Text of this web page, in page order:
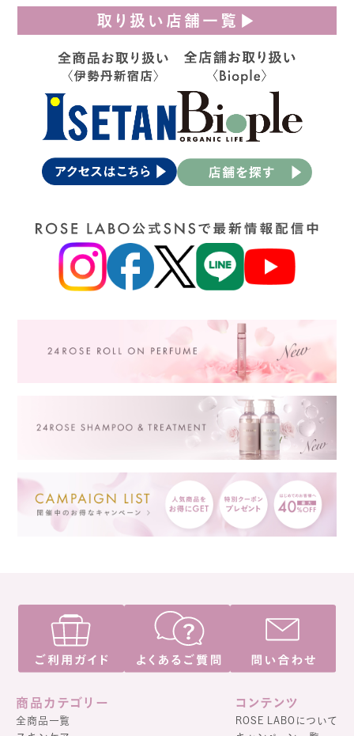
取り扱い店舗一覧▶
商品カテゴリー
全商品一覧
コンテンツ
ROSE LABOについて